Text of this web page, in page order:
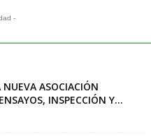
-
ASOCIACIÓN
INSPECCIÓN Y...